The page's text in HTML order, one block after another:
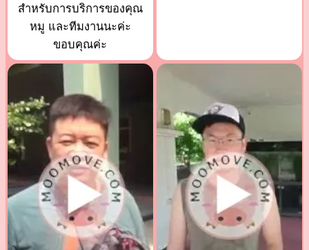
สำหรับการบริการของคุณ
หมู และทีมงานนะค่ะ
ขอบคุณค่ะ